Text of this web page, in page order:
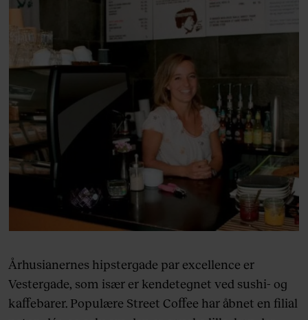
Århusianernes hipstergade par excellence er
Vestergade, som især er kendetegnet ved sushi- og
kaffebarer. Populære Street Coffee har åbnet en filial